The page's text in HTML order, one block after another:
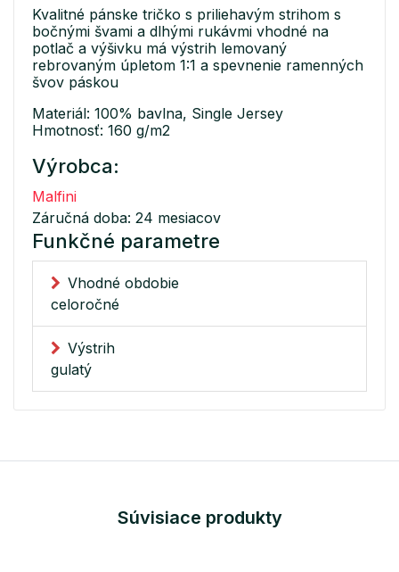
Kvalitné pánske tričko s priliehavým strihom s
bočnými švami a dlhými rukávmi vhodné na
potlač a výšivku má výstrih lemovaný
rebrovaným úpletom 1:1 a spevnenie ramenných
švov páskou
Materiál: 100% bavlna, Single Jersey
Hmotnosť: 160 g/m2
Výrobca:
Malfini
Záručná doba: 24 mesiacov
Funkčné parametre
Vhodné obdobie
celoročné
Výstrih
gulatý
Súvisiace produkty